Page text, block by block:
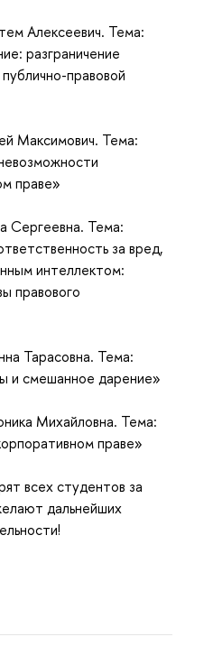
Алексеевич. Тема:
разграничение
правовой
Максимович. Тема:
праве»
Сергеевна. Тема:
за вред,
интеллектом:
правового
Тарасовна. Тема:
и смешанное дарение»
Михайловна. Тема:
праве»
всех студентов за
дальнейших